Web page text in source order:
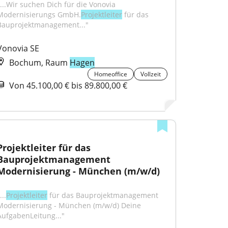
suchen Dich für die Vonovia
GmbH.Projektleiter für das
SE
Bochum, Raum Hagen
Homeoffice Vollzeit
Von 45.100,00 € bis 89.800,00 €
für das
- München (m/w/d)
Projektleiter für das Bauprojektmanagement
- München (m/w/d) Deine